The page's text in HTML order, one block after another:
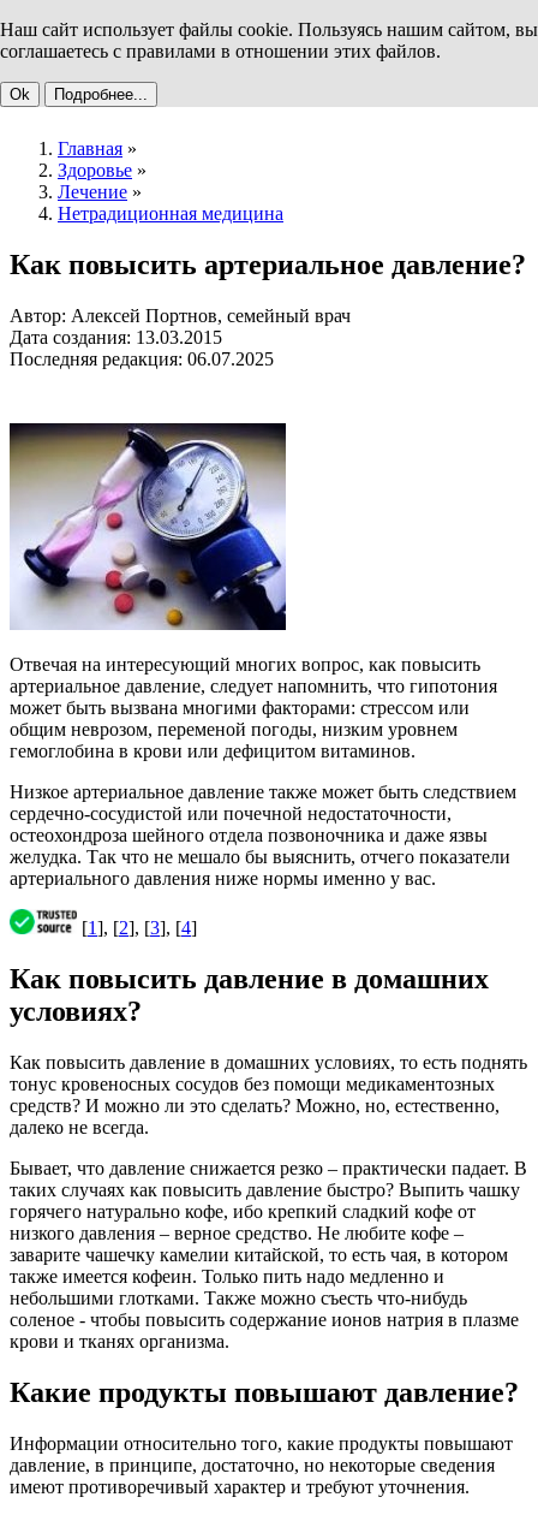
Наш сайт использует файлы cookie. Пользуясь нашим сайтом, вы
соглашаетесь с правилами в отношении этих файлов.
Ok Подробнее...
Главная »
Здоровье »
Лечение »
Нетрадиционная медицина
Как повысить артериальное давление?
Автор: Алексей Портнов, семейный врач
Дата создания: 13.03.2015
Последняя редакция: 06.07.2025
Отвечая на интересующий многих вопрос, как повысить
артериальное давление, следует напомнить, что гипотония
может быть вызвана многими факторами: стрессом или
общим неврозом, переменой погоды, низким уровнем
гемоглобина в крови или дефицитом витаминов.
Низкое артериальное давление также может быть следствием
сердечно-сосудистой или почечной недостаточности,
остеохондроза шейного отдела позвоночника и даже язвы
желудка. Так что не мешало бы выяснить, отчего показатели
артериального давления ниже нормы именно у вас.
[1], [2], [3], [4]
Как повысить давление в домашних
условиях?
Как повысить давление в домашних условиях, то есть поднять
тонус кровеносных сосудов без помощи медикаментозных
средств? И можно ли это сделать? Можно, но, естественно,
далеко не всегда.
Бывает, что давление снижается резко – практически падает. В
таких случаях как повысить давление быстро? Выпить чашку
горячего натурально кофе, ибо крепкий сладкий кофе от
низкого давления – верное средство. Не любите кофе –
заварите чашечку камелии китайской, то есть чая, в котором
также имеется кофеин. Только пить надо медленно и
небольшими глотками. Также можно съесть что-нибудь
соленое - чтобы повысить содержание ионов натрия в плазме
крови и тканях организма.
Какие продукты повышают давление?
Информации относительно того, какие продукты повышают
давление, в принципе, достаточно, но некоторые сведения
имеют противоречивый характер и требуют уточнения.